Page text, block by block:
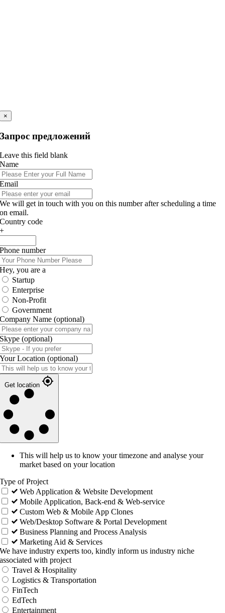
×
Запрос предложений
Leave this field blank
Name
Email
We will get in touch with you on this number after scheduling a time
on email.
Country code
+
Phone number
Hey, you are a
Startup
Enterprise
Non-Profit
Government
Company Name (optional)
Skype (optional)
Your Location (optional)
Get location
This will help us to know your timezone and analyse your
market based on your location
Type of Project
Web Application & Website Development
Mobile Application, Back-end & Web-service
Custom Web & Mobile App Clones
Web/Desktop Software & Portal Development
Business Planning and Process Analysis
Marketing Aid & Services
We have industry experts too, kindly inform us industry niche
associated with project
Travel & Hospitality
Logistics & Transportation
FinTech
EdTech
Entertainment